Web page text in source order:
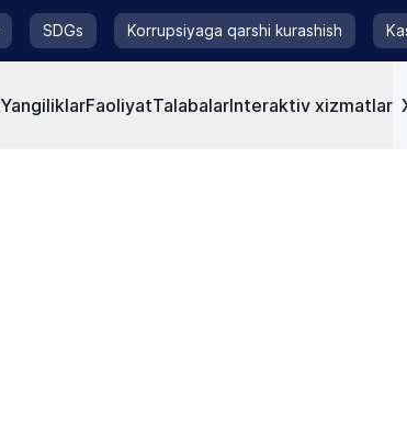
SDGs Korrupsiyaga qarshi kurashish
YangiliklarFaoliyatTalabalarInteraktiv xizmatlar